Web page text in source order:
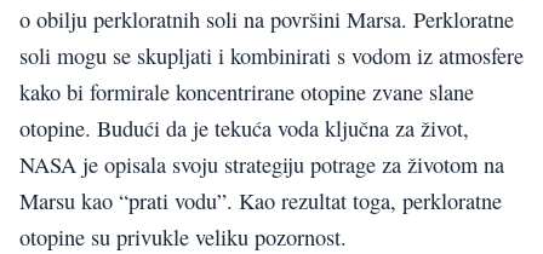
o obilju perkloratnih soli na površini Marsa. Perkloratne
soli mogu se skupljati i kombinirati s vodom iz atmosfere
kako bi formirale koncentrirane otopine zvane slane
otopine. Budući da je tekuća voda ključna za život,
NASA je opisala svoju strategiju potrage za životom na
Marsu kao “prati vodu”. Kao rezultat toga, perkloratne
otopine su privukle veliku pozornost.